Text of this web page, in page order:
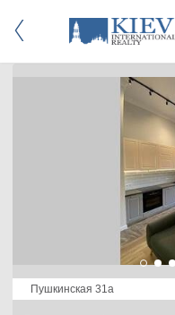
Пушкинская 31а